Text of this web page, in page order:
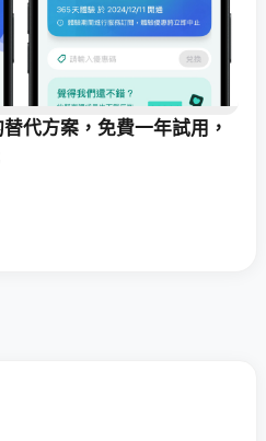
代方案，免費一年試用，